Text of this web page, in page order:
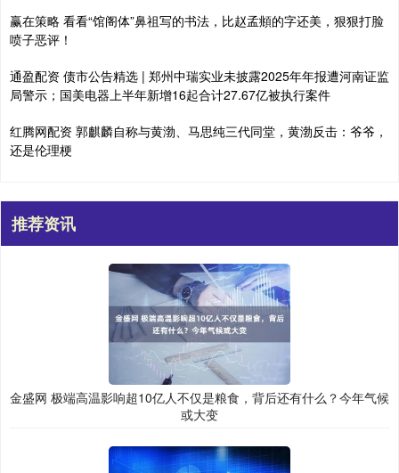
赢在策略 看看“馆阁体”鼻祖写的书法，比赵孟頫的字还美，狠狠打脸
喷子恶评！
通盈配资 债市公告精选 | 郑州中瑞实业未披露2025年年报遭河南证监
局警示；国美电器上半年新增16起合计27.67亿被执行案件
红腾网配资 郭麒麟自称与黄渤、马思纯三代同堂，黄渤反击：爷爷，
还是伦理梗
推荐资讯
金盛网 极端高温影响超10亿人不仅是粮食，背后还有什么？今年气候
或大变